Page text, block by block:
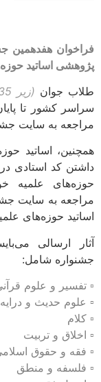
فراخوان هفدهمین
پژوهشی اساتید حوزه‌های
طلاب جوان (زیر 35 سال)
مراجعه به سایت
همچنین، اساتید
داشتن کد استادی
حوزه‌های علمیه
مراجعه به سایت
اساتید حوزه‌های
آثار ارسالی
جشنواره شامل:
▫️ تفسیر و علوم قرآنی
▫️ علوم حدیث و درایه
▫️ کلام
▫️ اخلاق و تربیت
▫️ فقه و حقوق اسلامی
▫️ فلسفه و منطق